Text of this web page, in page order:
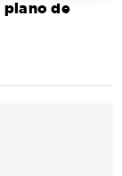
piano de